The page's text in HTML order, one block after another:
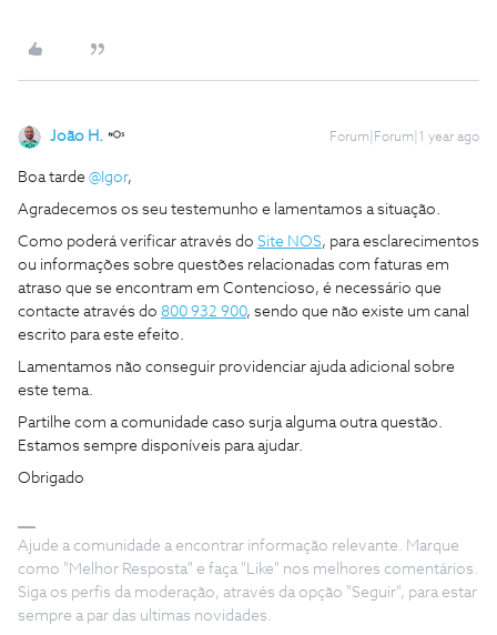
João H. Forum|Forum|1 year ago
Boa tarde ​ @Igor,
Agradecemos os seu testemunho e lamentamos a situação.
Como poderá verificar através do Site NOS, para esclarecimentos
ou informações sobre questões relacionadas com faturas em
atraso que se encontram em Contencioso, é necessário que
contacte através do 800 932 900, sendo que não existe um canal
escrito para este efeito.
Lamentamos não conseguir providenciar ajuda adicional sobre
este tema.
Partilhe com a comunidade caso surja alguma outra questão.
Estamos sempre disponíveis para ajudar.
Obrigado
Ajude a comunidade a encontrar informação relevante. Marque
como "Melhor Resposta" e faça "Like" nos melhores comentários.
Siga os perfis da moderação, através da opção "Seguir", para estar
sempre a par das ultimas novidades.